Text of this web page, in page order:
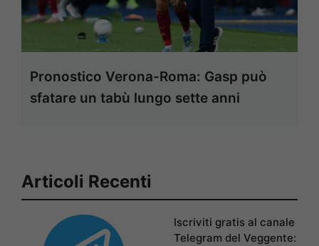
Pronostico Verona-Roma: Gasp può
sfatare un tabù lungo sette anni
Articoli Recenti
Iscriviti gratis al canale
Telegram del Veggente: